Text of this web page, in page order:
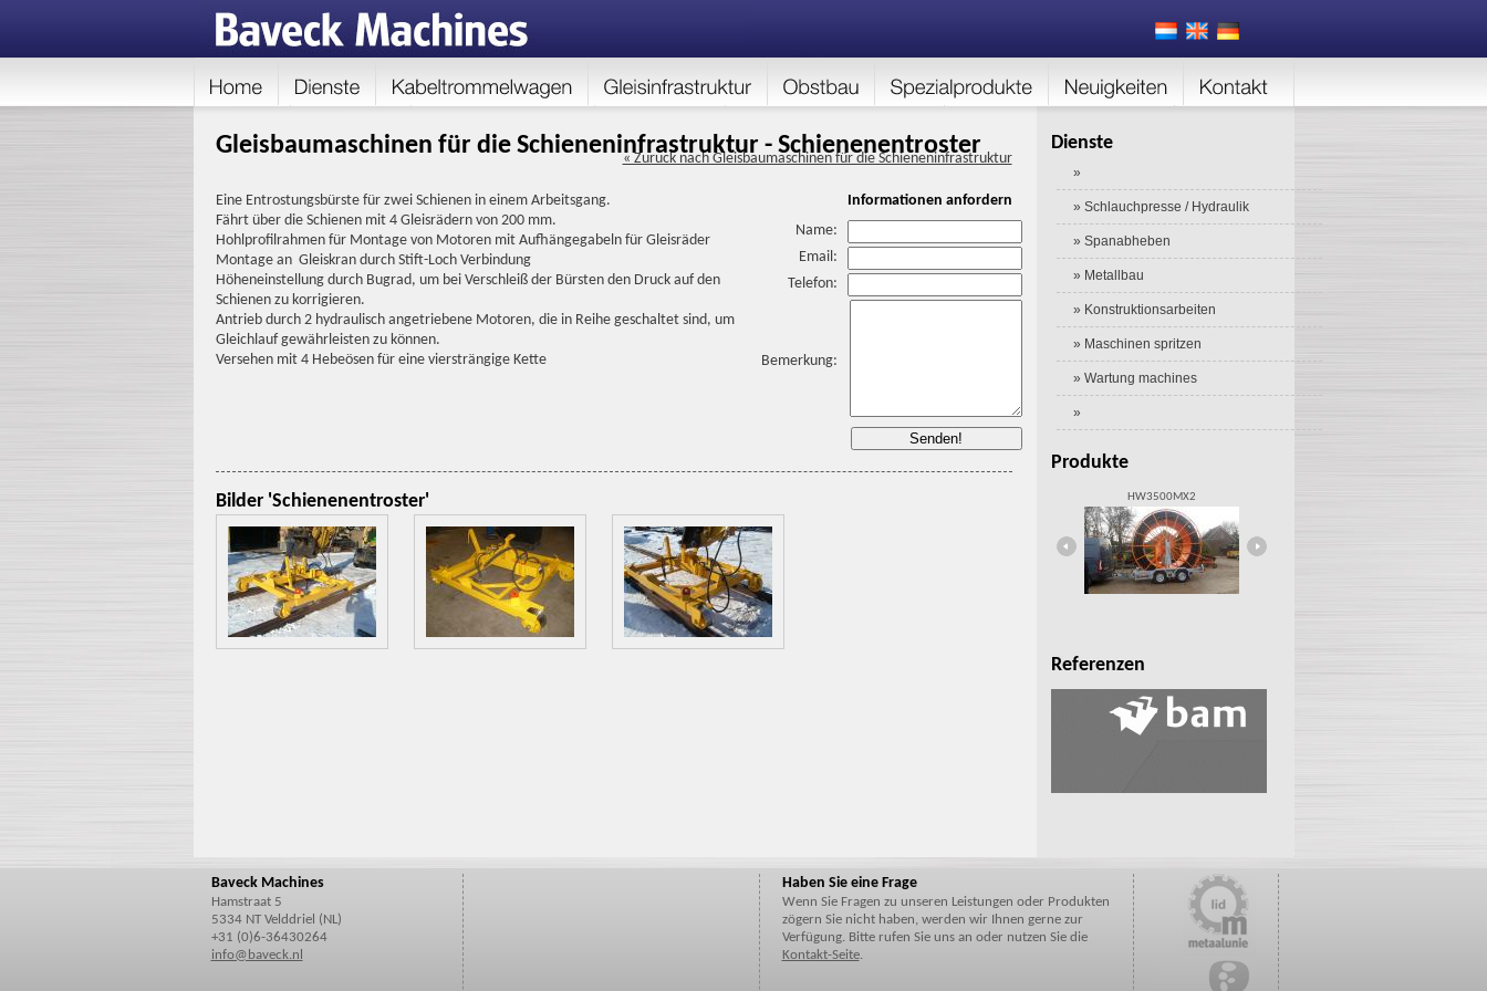
Gleisbaumaschinen für die Schieneninfrastruktur - Schienenentroster
« Zuruck nach Gleisbaumaschinen für die Schieneninfrastruktur
Informationen anfordern
Name:
Email:
Telefon:
Bemerkung:
Eine Entrostungsbürste für zwei Schienen in einem Arbeitsgang.
Fährt über die Schienen mit 4 Gleisrädern von 200 mm.
Hohlprofilrahmen für Montage von Motoren mit Aufhängegabeln für Gleisräder
Montage an Gleiskran durch Stift-Loch Verbindung
Höheneinstellung durch Bugrad, um bei Verschleiß der Bürsten den Druck auf den
Schienen zu korrigieren.
Antrieb durch 2 hydraulisch angetriebene Motoren, die in Reihe geschaltet sind, um
Gleichlauf gewährleisten zu können.
Versehen mit 4 Hebeösen für eine viersträngige Kette
Bilder 'Schienenentroster'
Dienste
»
» Schlauchpresse / Hydraulik
» Spanabheben
» Metallbau
» Konstruktionsarbeiten
» Maschinen spritzen
» Wartung machines
»
Produkte
HW3500MX2
Referenzen
Baveck Machines
Hamstraat 5
5334 NT Velddriel (NL)
+31 (0)6-36430264
info@baveck.nl
Haben Sie eine Frage
Wenn Sie Fragen zu unseren Leistungen oder Produkten
zögern Sie nicht haben, werden wir Ihnen gerne zur
Verfügung. Bitte rufen Sie uns an oder nutzen Sie die
Kontakt-Seite.